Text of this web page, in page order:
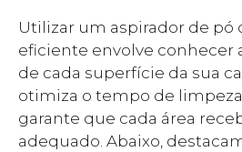
Utilizar um aspirador de pó
eficiente envolve conhecer
de cada superfície da sua
otimiza o tempo de
garante que cada área
adequado. Abaixo,